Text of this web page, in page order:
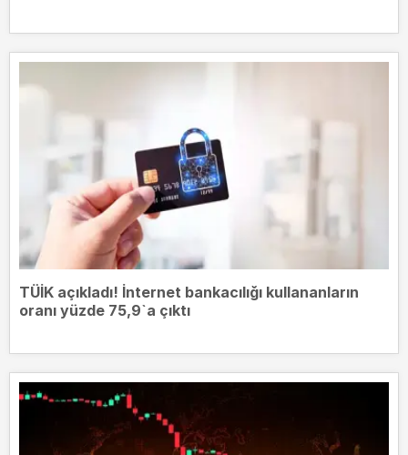
TÜİK açıkladı! İnternet bankacılığı kullananların
oranı yüzde 75,9`a çıktı